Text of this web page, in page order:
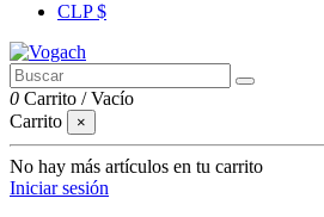
CLP $
0 Carrito /Vacío
Carrito
×
No hay más artículos en tu carrito
Iniciar sesión